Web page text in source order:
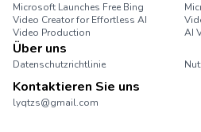
Microsoft Launches Free Bing
Video Creator for Effortless AI
Video Production
AI
Über uns
Datenschutzrichtlinie
Kontaktieren Sie uns
lyqtzs@gmail.com